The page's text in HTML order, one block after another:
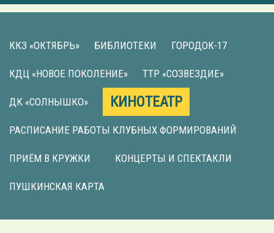
ККЗ «ОКТЯБРЬ» БИБЛИОТЕКИ ГОРОДОК-17
КДЦ «НОВОЕ ПОКОЛЕНИЕ» ТТР «СОЗВЕЗДИЕ»
ДК «СОЛНЫШКО» КИНОТЕАТР
РАСПИСАНИЕ РАБОТЫ КЛУБНЫХ ФОРМИРОВАНИЙ
ПРИЁМ В КРУЖКИ КОНЦЕРТЫ И СПЕКТАКЛИ
ПУШКИНСКАЯ КАРТА